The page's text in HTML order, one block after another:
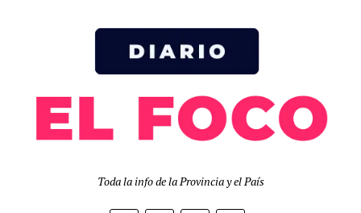
Toda la info de la Provincia y el País